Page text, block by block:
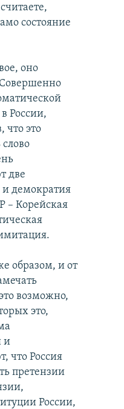
состояние
оно
Совершенно
России,
что это
две
и демократия
– Корейская
образом, и от
возможно,
это,
и
что Россия
претензии
России,